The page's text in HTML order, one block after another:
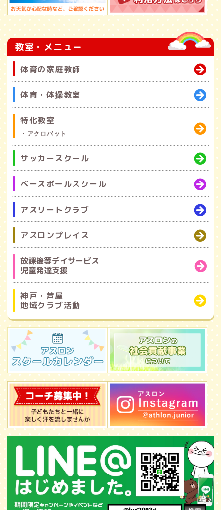
教室・メニュー
体育の家庭教師
体育・体操教室
特化教室
・アクロバット
サッカースクール
ベースボールスクール
アスリートクラブ
アスロンプレイス
放課後等デイサービス
児童発達支援
神戸・芦屋
地域クラブ活動